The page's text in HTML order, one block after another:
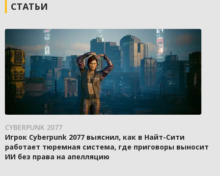
СТАТЬИ
CYBERPUNK 2077
Игрок Cyberpunk 2077 выяснил, как в Найт-Сити
работает тюремная система, где приговоры выносит
ИИ без права на апелляцию